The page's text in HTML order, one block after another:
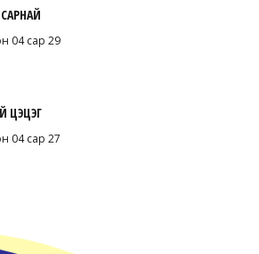
04 сар 29
ЦЭЦЭГ
04 сар 27